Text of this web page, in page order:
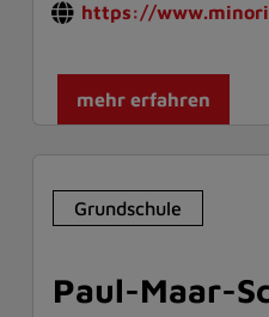
https://
mehr erfahren
Grundschule
Paul-Maar-